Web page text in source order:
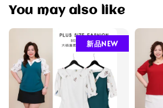
You may also like
新品NEW